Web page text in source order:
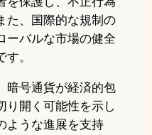
た、国際的な規制の
ーバルな市場の健全
。
暗号通貨が経済的包
り開く可能性を示し
ような進展を支持